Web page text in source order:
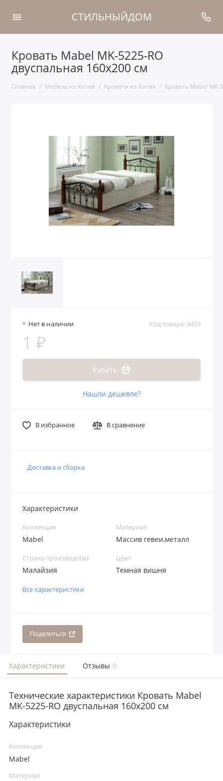
СТИЛЬНЫЙДОМ
Кровать Mabel MK-5225-RO
двуспальная 160х200 см
Главная Мебель из Китая Кровати из Китая Кровать Mabel MK-
Нет в наличии Код товара: 3453
1 ₽
Купить
Нашли дешевле?
В избранное В сравнение
Доставка и сборка
Характеристики
Коллекция
Mabel
Материал
Массив гевеи,металл
Страна производства
Малайзия
Цвет
Темная вишня
Все характеристики
Поделиться
Характеристики Отзывы 0
Технические характеристики Кровать Mabel
MK-5225-RO двуспальная 160х200 см
Характеристики
Коллекция
Mabel
Материал